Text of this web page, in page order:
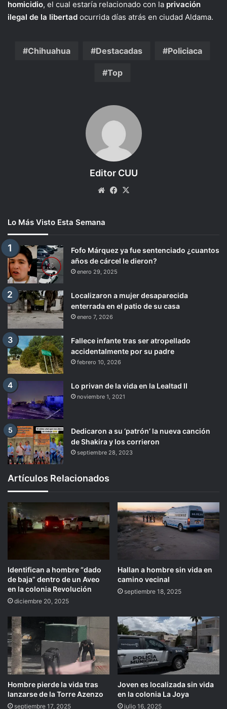
homicidio, el cual estaría relacionado con la privación
ilegal de la libertad ocurrida días atrás en ciudad Aldama.
Chihuahua Destacadas Policiaca
Top
Editor CUU
WebsiteFacebook
Lo Más Visto Esta Semana
Fofo Márquez ya fue sentenciado ¿cuantos
años de cárcel le dieron?
enero 29, 2025
Localizaron a mujer desaparecida
enterrada en el patio de su casa
enero 7, 2026
Fallece infante tras ser atropellado
accidentalmente por su padre
febrero 10, 2026
Lo privan de la vida en la Lealtad II
noviembre 1, 2021
Dedicaron a su ‘patrón’ la nueva canción
de Shakira y los corrieron
septiembre 28, 2023
Artículos Relacionados
Identifican a hombre “dado
de baja” dentro de un Aveo
en la colonia Revolución
diciembre 20, 2025
Hallan a hombre sin vida en
camino vecinal
septiembre 18, 2025
Hombre pierde la vida tras
lanzarse de la Torre Azenzo
septiembre 17, 2025
Joven es localizada sin vida
en la colonia La Joya
julio 16, 2025